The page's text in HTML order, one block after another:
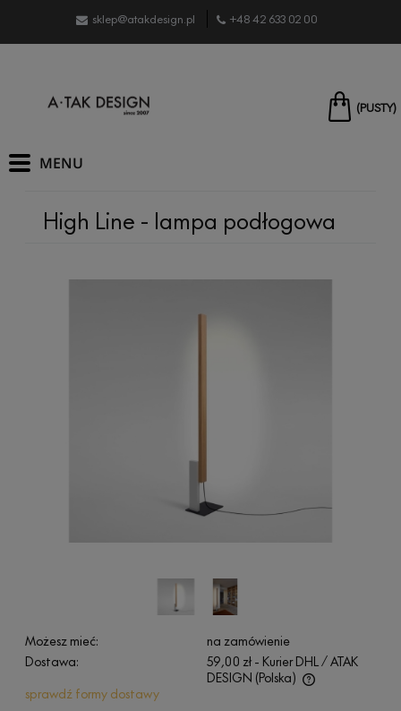
sklep@atakdesign.pl +48 42 633 02 00
(PUSTY)
High Line - lampa podłogowa
Możesz mieć:
na zamówienie
Dostawa:
59,00 zł - Kurier DHL / ATAK
DESIGN (Polska)
Cena nie zawiera ewentualnych kosztów płatności
sprawdź formy dostawy